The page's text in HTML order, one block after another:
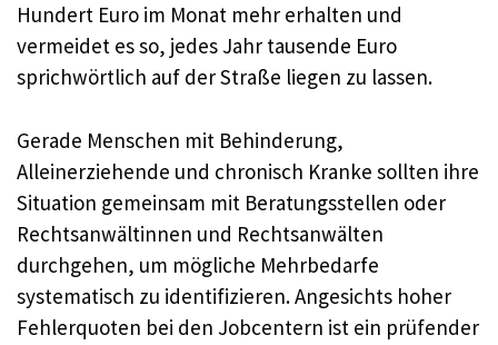
Hundert Euro im Monat mehr erhalten und
vermeidet es so, jedes Jahr tausende Euro
sprichwörtlich auf der Straße liegen zu lassen.
Gerade Menschen mit Behinderung,
Alleinerziehende und chronisch Kranke sollten ihre
Situation gemeinsam mit Beratungsstellen oder
Rechtsanwältinnen und Rechtsanwälten
durchgehen, um mögliche Mehrbedarfe
systematisch zu identifizieren. Angesichts hoher
Fehlerquoten bei den Jobcentern ist ein prüfender